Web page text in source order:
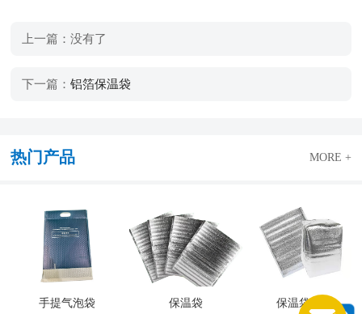
上一篇：没有了
下一篇： 铝箔保温袋
热门产品 MORE +
手提气泡袋 保温袋 保温袋产品